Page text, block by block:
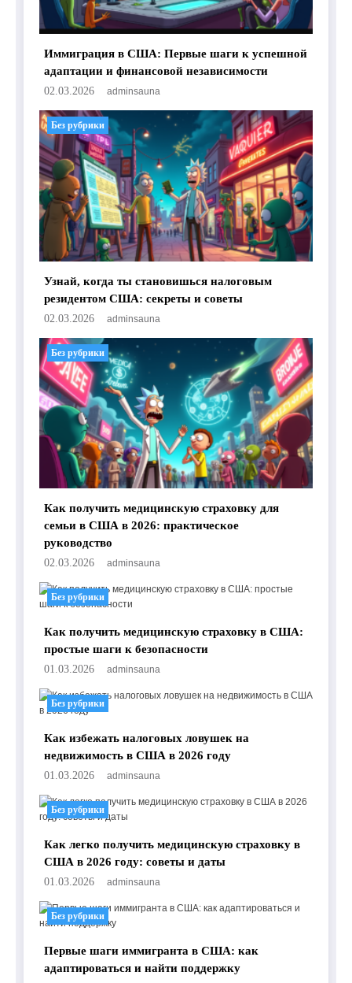
Иммиграция в США: Первые шаги к успешной
адаптации и финансовой независимости
02.03.2026 adminsauna
Без рубрики
Узнай, когда ты становишься налоговым
резидентом США: секреты и советы
02.03.2026 adminsauna
Без рубрики
Как получить медицинскую страховку для
семьи в США в 2026: практическое
руководство
02.03.2026 adminsauna
Без рубрики
Как получить медицинскую страховку в США:
простые шаги к безопасности
01.03.2026 adminsauna
Без рубрики
Как избежать налоговых ловушек на
недвижимость в США в 2026 году
01.03.2026 adminsauna
Без рубрики
Как легко получить медицинскую страховку в
США в 2026 году: советы и даты
01.03.2026 adminsauna
Без рубрики
Первые шаги иммигранта в США: как
адаптироваться и найти поддержку